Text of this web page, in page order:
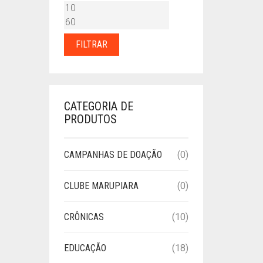
PREÇO
MÍNIMO
FILTRAR
CATEGORIA DE
PRODUTOS
CAMPANHAS DE DOAÇÃO (0)
CLUBE MARUPIARA (0)
CRÔNICAS (10)
EDUCAÇÃO (18)